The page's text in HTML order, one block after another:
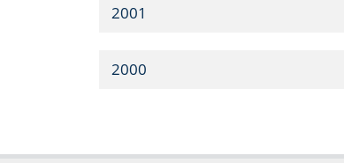
2001
2000